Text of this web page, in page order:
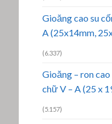
Gioăng cao su
A (25x14mm,
(6.337)
Gioăng – ron
chữ V – A (25 x
(5.157)